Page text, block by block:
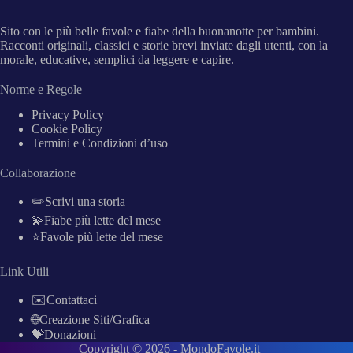
Sito con le più belle favole e fiabe della buonanotte per bambini.
Racconti originali, classici e storie brevi inviate dagli utenti, con la
morale, educative, semplici da leggere e capire.
Norme e Regole
Privacy Policy
Cookie Policy
Termini e Condizioni d’uso
Collaborazione
✏️Scrivi una storia
💫Fiabe più lette del mese
⭐Favole più lette del mese
Link Utili
✉️Contattaci
🌐Creazione Siti/Grafica
💝Donazioni
Copyright © 2026 -MondoFavole.it